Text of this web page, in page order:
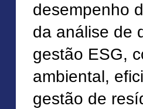
desempenho
da análise de
gestão ESG,
ambiental,
gestão de